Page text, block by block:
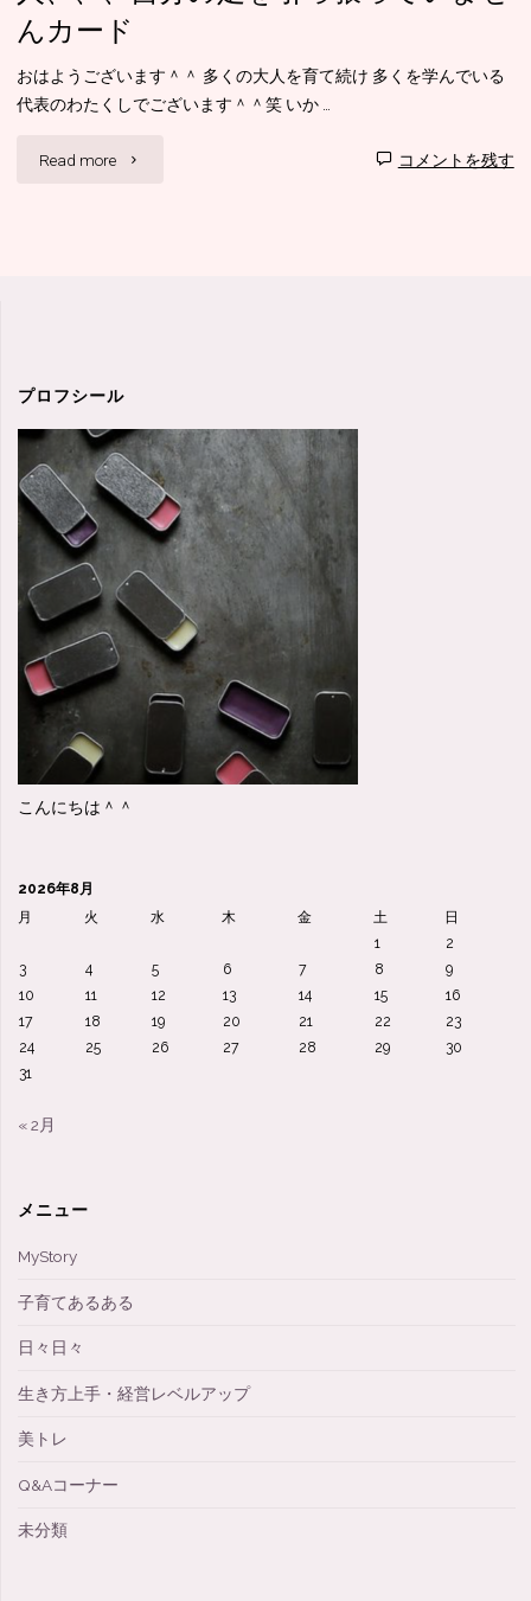
んカード
おはようございます＾＾ 多くの大人を育て続け 多くを学んでいる
代表のわたくしでございます＾＾笑 いか …
Read more "嫉
心
の
中
が
い
っ
ぱ
て
ま
コメントを残す
プロフシール
こんにちは＾＾
2026年8月
月
火 水 木 金 土
日
1
2
3
4 5 6 7 8
9
10
11 12 13 14 15
16
17
18 19 20 21 22
23
24
25 26 27 28 29
30
31
« 2月
メニュー
MyStory
子育てあるある
日々日々
生き方上手・経営レベルアップ
美トレ
Q&Aコーナー
未分類